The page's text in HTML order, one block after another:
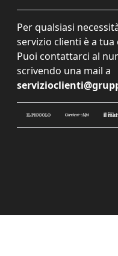
Per qualsiasi
servizio clienti è a
Puoi contattarci al
scrivendo una mail a